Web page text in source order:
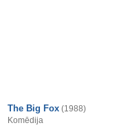
The Big Fox (1988)
Komēdija